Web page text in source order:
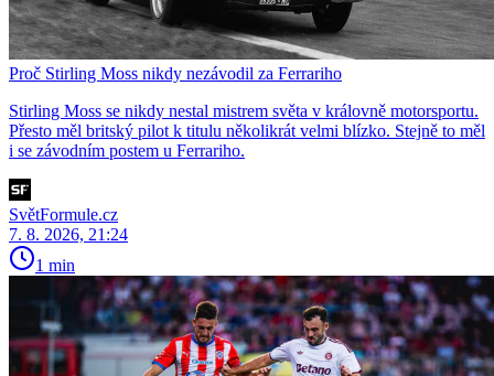
Proč Stirling Moss nikdy nezávodil za Ferrariho
Stirling Moss se nikdy nestal mistrem světa v královně motorsportu.
Přesto měl britský pilot k titulu několikrát velmi blízko. Stejně to měl
i se závodním postem u Ferrariho.
SvětFormule.cz
7. 8. 2026, 21:24
1 min